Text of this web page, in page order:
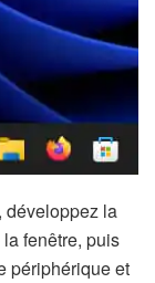
développez la
fenêtre, puis
périphérique et